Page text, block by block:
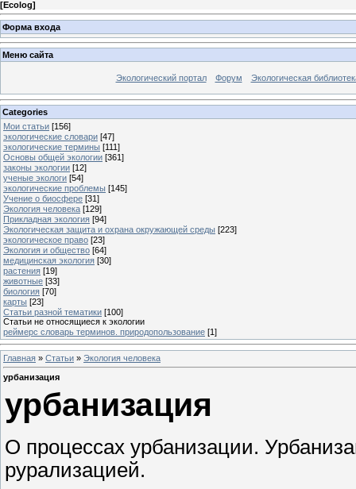
[Ecolog]
Форма входа
Меню сайта
Экологический портал Форум Экологическая
Categories
Мои статьи [156]
экологические словари [47]
экологические термины [111]
Основы общей экологии [361]
законы экологии [12]
ученые экологи [54]
экологические проблемы [145]
Учение о биосфере [31]
Экология человека [129]
Прикладная экология [94]
Экологическая защита и охрана окружающей среды [223]
экологическое право [23]
Экология и общество [64]
медицинская экология [30]
растения [19]
животные [33]
биология [70]
карты [23]
Статьи разной тематики [100]
Статьи не относящиеся к экологии
реймерс словарь терминов. природопользование [1]
Главная » Статьи » Экология человека
урбанизация
урбанизация
О процессах урбанизации.
рурализацией.